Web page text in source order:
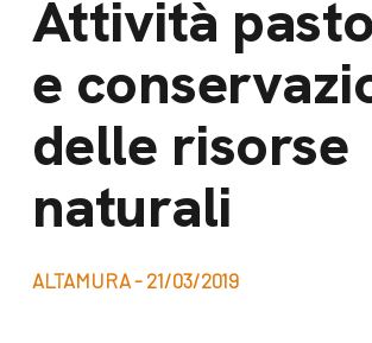
Attività
e
delle risorse
naturali
ALTAMURA - 21/03/2019
Lavora con noi
Bilancio di
missione
News e
appuntamenti
News